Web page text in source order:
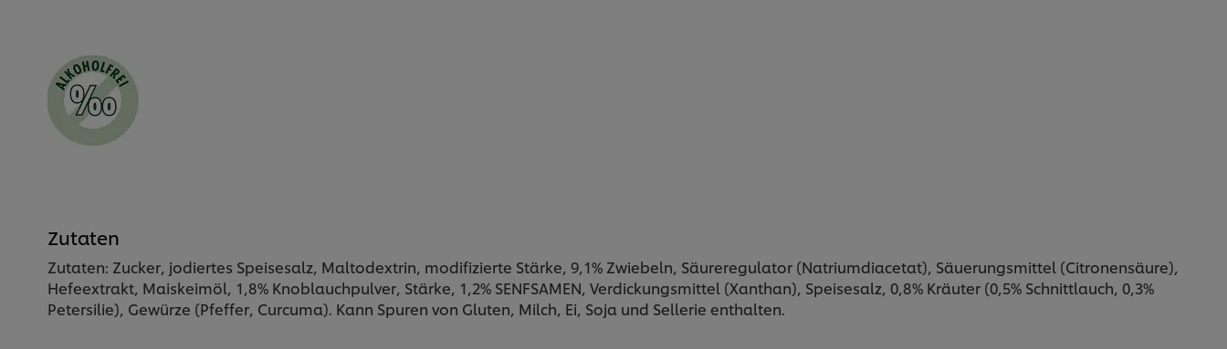
Zutaten
Zutaten: Zucker, jodiertes Speisesalz, Maltodextrin, modifizierte Stärke, 9,1% Zwiebeln, Säureregulator (Natriumdiacetat), Säuerungsmittel (Citronensäure),
Hefeextrakt, Maiskeimöl, 1,8% Knoblauchpulver, Stärke, 1,2% SENFSAMEN, Verdickungsmittel (Xanthan), Speisesalz, 0,8% Kräuter (0,5% Schnittlauch, 0,3%
Petersilie), Gewürze (Pfeffer, Curcuma). Kann Spuren von Gluten, Milch, Ei, Soja und Sellerie enthalten.